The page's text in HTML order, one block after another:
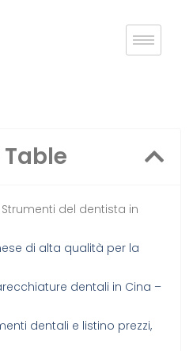
del dentista in
di alta qualità per la
dentali in Cina –
dentali e listino prezzi,